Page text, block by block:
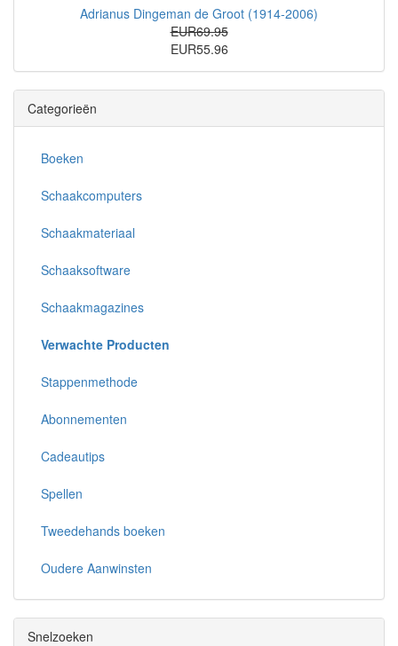
Adrianus Dingeman de Groot (1914-2006)
EUR69.95
EUR55.96
Categorieën
Boeken
Schaakcomputers
Schaakmateriaal
Schaaksoftware
Schaakmagazines
Verwachte Producten
Stappenmethode
Abonnementen
Cadeautips
Spellen
Tweedehands boeken
Oudere Aanwinsten
Snelzoeken